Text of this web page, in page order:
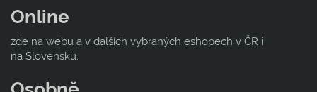
Online
zde na webu a v dalších vybraných eshopech v ČR i
na Slovensku.